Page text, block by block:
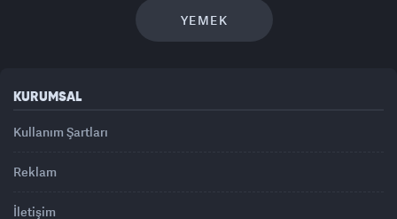
YEMEK
KURUMSAL
Kullanım Şartları
Reklam
İletişim